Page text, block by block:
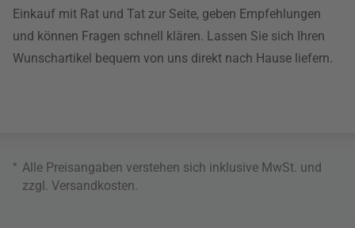
Einkauf mit Rat und Tat zur Seite, geben Empfehlungen
und können Fragen schnell klären. Lassen Sie sich Ihren
Wunschartikel bequem von uns direkt nach Hause liefern.
* Alle Preisangaben verstehen sich inklusive MwSt. und
zzgl. Versandkosten.